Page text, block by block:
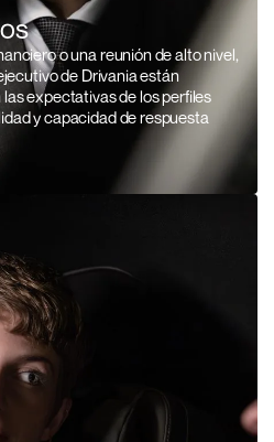
o una reunión de alto nivel,
de Drivania están
expectativas de los perfiles
y capacidad de respuesta